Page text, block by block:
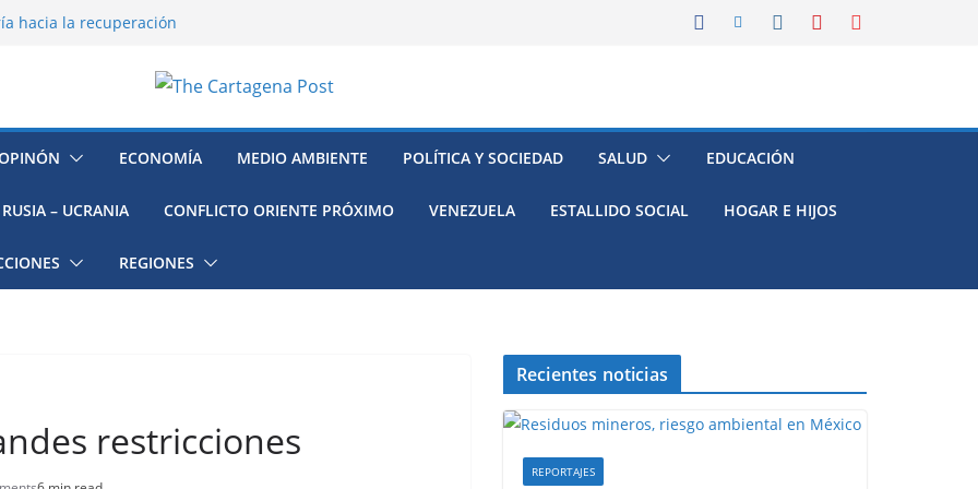
hacia la recuperación
y su región finalmente
ECONOMÍA MEDIO AMBIENTE POLÍTICA Y SOCIEDAD SALUD EDUCACIÓN
RUSIA – UCRANIA CONFLICTO ORIENTE PRÓXIMO VENEZUELA ESTALLIDO SOCIAL HOGAR E HIJOS
REGIONES
restricciones
Recientes noticias
REPORTAJES